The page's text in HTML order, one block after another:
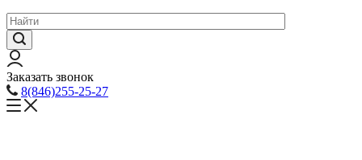
Заказать звонок
8(846)255-25-27